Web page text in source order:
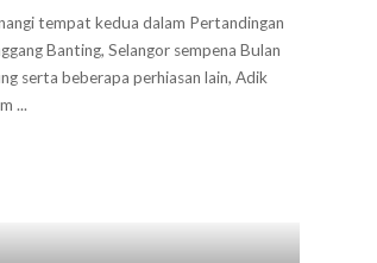
tempat kedua dalam Pertandingan
Banting, Selangor sempena Bulan
serta beberapa perhiasan lain, Adik
...